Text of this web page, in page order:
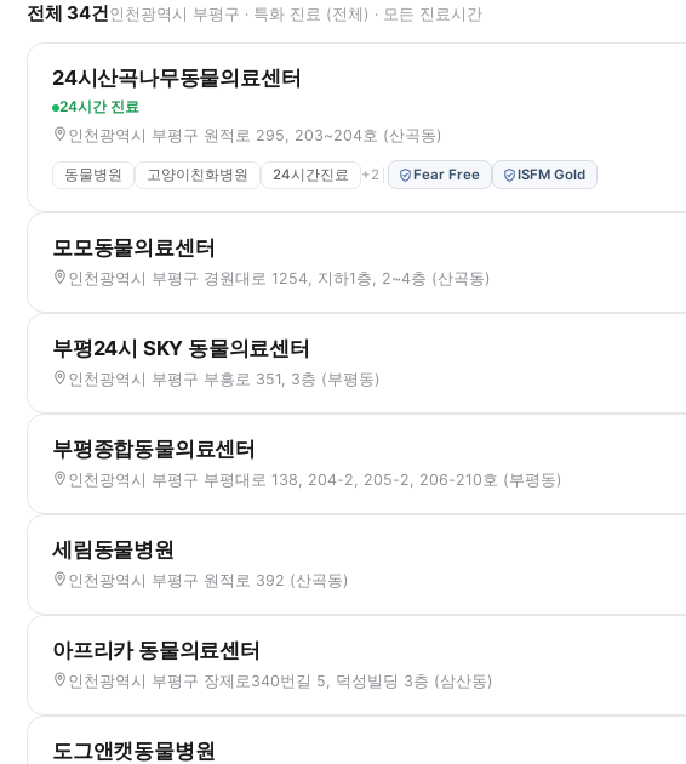
전체 34건인천광역시 부평구 · 특화 진료 (전체) · 모든 진료시간
24시산곡나무동물의료센터
24시간 진료
인천광역시 부평구 원적로 295, 203~204호 (산곡동)
동물병원 고양이친화병원 24시간진료 +2 Fear Free ISFM Gold
모모동물의료센터
인천광역시 부평구 경원대로 1254, 지하1층, 2~4층 (산곡동)
부평24시 SKY 동물의료센터
인천광역시 부평구 부흥로 351, 3층 (부평동)
부평종합동물의료센터
인천광역시 부평구 부평대로 138, 204-2, 205-2, 206-210호 (부평동)
세림동물병원
인천광역시 부평구 원적로 392 (산곡동)
아프리카 동물의료센터
인천광역시 부평구 장제로340번길 5, 덕성빌딩 3층 (삼산동)
도그앤캣동물병원